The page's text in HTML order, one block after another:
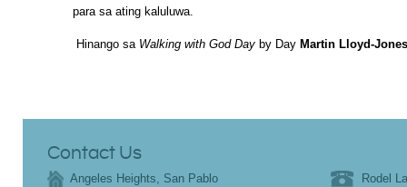
para sa ating kaluluwa.
Hinango sa Walking with God Day by Day Martin Lloyd-Jones
Contact Us
Angeles Heights, San Pablo Rodel